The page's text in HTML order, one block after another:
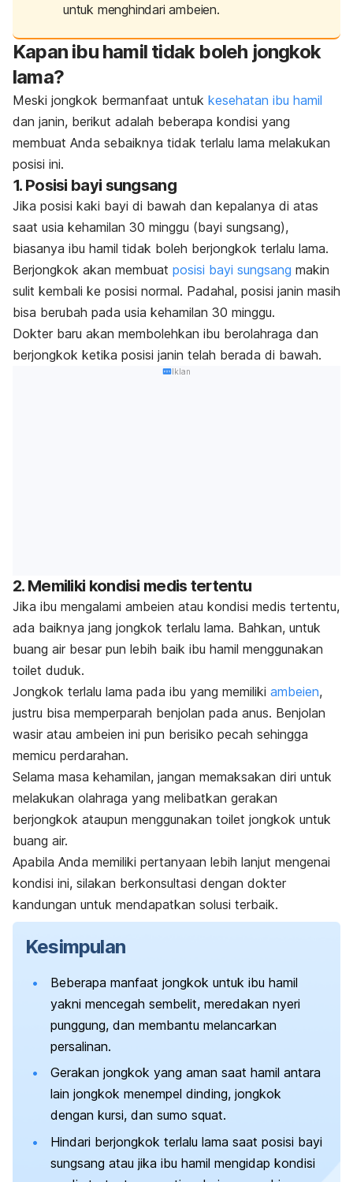
untuk menghindari ambeien.
Kapan ibu hamil tidak boleh jongkok
lama?
Meski jongkok bermanfaat untuk kesehatan ibu hamil
dan janin, berikut adalah beberapa kondisi yang
membuat Anda sebaiknya tidak terlalu lama melakukan
posisi ini.
1. Posisi bayi sungsang
Jika posisi kaki bayi di bawah dan kepalanya di atas
saat usia kehamilan 30 minggu (bayi sungsang),
biasanya ibu hamil tidak boleh berjongkok terlalu lama.
Berjongkok akan membuat posisi bayi sungsang makin
sulit kembali ke posisi normal. Padahal, posisi janin masih
bisa berubah pada usia kehamilan 30 minggu.
Dokter baru akan membolehkan ibu berolahraga dan
berjongkok ketika posisi janin telah berada di bawah.
Iklan
2. Memiliki kondisi medis tertentu
Jika ibu mengalami ambeien atau kondisi medis tertentu,
ada baiknya jang jongkok terlalu lama. Bahkan, untuk
buang air besar pun lebih baik ibu hamil menggunakan
toilet duduk.
Jongkok terlalu lama pada ibu yang memiliki ambeien,
justru bisa memperparah benjolan pada anus. Benjolan
wasir atau ambeien ini pun berisiko pecah sehingga
memicu perdarahan.
Selama masa kehamilan, jangan memaksakan diri untuk
melakukan olahraga yang melibatkan gerakan
berjongkok ataupun menggunakan toilet jongkok untuk
buang air.
Apabila Anda memiliki pertanyaan lebih lanjut mengenai
kondisi ini, silakan berkonsultasi dengan dokter
kandungan untuk mendapatkan solusi terbaik.
Kesimpulan
Beberapa manfaat jongkok untuk ibu hamil
yakni mencegah sembelit, meredakan nyeri
punggung, dan membantu melancarkan
persalinan.
Gerakan jongkok yang aman saat hamil antara
lain jongkok menempel dinding, jongkok
dengan kursi, dan sumo squat.
Hindari berjongkok terlalu lama saat posisi bayi
sungsang atau jika ibu hamil mengidap kondisi